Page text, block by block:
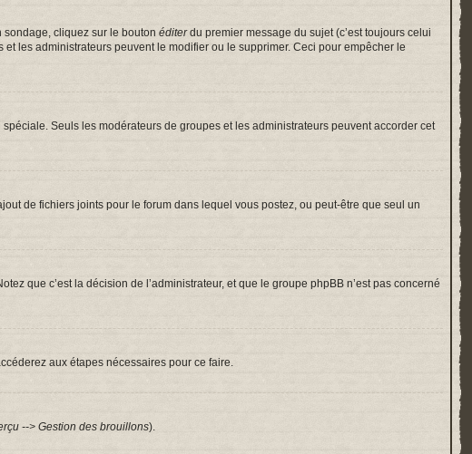
cliquez sur le bouton éditerdu premier message du sujet (c’est toujours celui
les administrateurs peuvent le modifier ou le supprimer. Ceci pour empêcher le
Seuls les modérateurs de groupes et les administrateurs peuvent accorder cet
de fichiers joints pour le forum dans lequel vous postez, ou peut-être que seul un
que c’est la décision de l’administrateur, et que le groupe phpBB n’est pas concerné
aux étapes nécessaires pour ce faire.
--> Gestion des brouillons).